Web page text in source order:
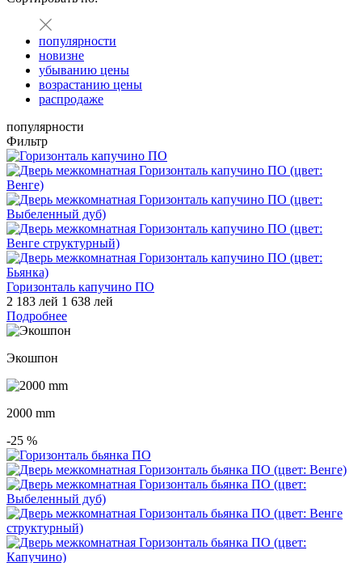
популярности
новизне
убыванию цены
возрастанию цены
распродаже
популярности
Фильтр
Горизонталь капучино ПО
2 183 лей 1 638 лей
Подробнее
Экошпон
2000 mm
-25 %